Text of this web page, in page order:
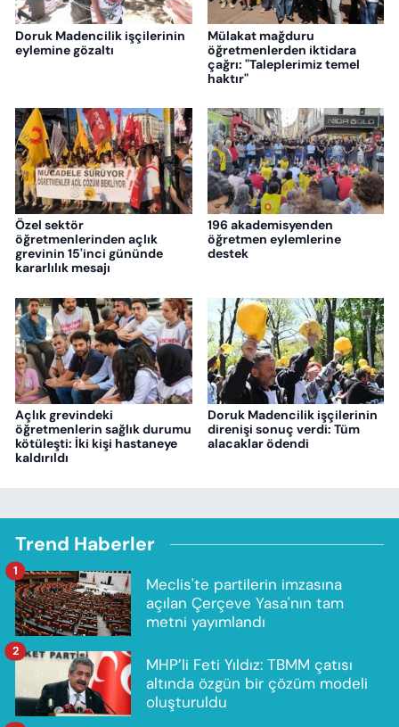
Doruk Madencilik işçilerinin
eylemine gözaltı
Mülakat mağduru
öğretmenlerden iktidara
çağrı: "Taleplerimiz temel
haktır"
Özel sektör
öğretmenlerinden açlık
grevinin 15'inci gününde
kararlılık mesajı
196 akademisyenden
öğretmen eylemlerine
destek
Açlık grevindeki
öğretmenlerin sağlık durumu
kötüleşti: İki kişi hastaneye
kaldırıldı
Doruk Madencilik işçilerinin
direnişi sonuç verdi: Tüm
alacaklar ödendi
Trend Haberler
Meclis'te partilerin imzasına
açılan Çerçeve Yasa'nın tam
metni yayımlandı
1
MHP’li Feti Yıldız: TBMM çatısı
altında özgün bir çözüm modeli
oluşturuldu
2